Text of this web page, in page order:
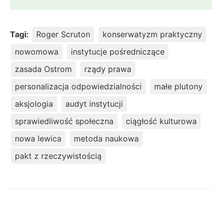
Tagi: Roger Scruton
konserwatyzm praktyczny
nowomowa
instytucje pośredniczące
zasada Ostrom
rządy prawa
personalizacja odpowiedzialności
małe plutony
aksjologia
audyt instytucji
sprawiedliwość społeczna
ciągłość kulturowa
nowa lewica
metoda naukowa
pakt z rzeczywistością